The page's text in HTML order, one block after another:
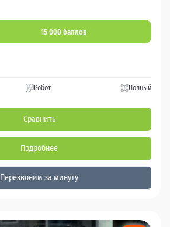
15 000 баллов
Робот Полный
Сравнить
Подробнее
Перезвоним за минуту